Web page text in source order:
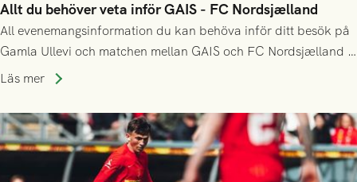
Allt du behöver veta inför GAIS - FC Nordsjælland
All evenemangsinformation du kan behöva inför ditt besök på
Gamla Ullevi och matchen mellan GAIS och FC Nordsjælland i
kvalet till Conference League! Avspark kl 19.00 på torsdag
Läs mer